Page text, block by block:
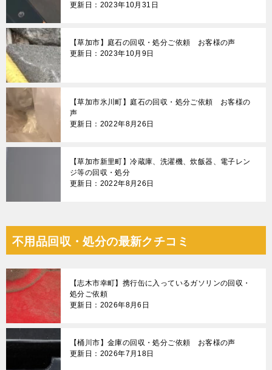
更新日：2023年10月31日
【草加市】庭石の回収・処分ご依頼 お客様の声
更新日：2023年10月9日
【草加市氷川町】庭石の回収・処分ご依頼 お客様の
声
更新日：2022年8月26日
【草加市新里町】冷蔵庫、洗濯機、炊飯器、電子レン
ジ等の回収・処分
更新日：2022年8月26日
不用品回収・処分の最新クチコミ
【志木市幸町】携行缶に入っているガソリンの回収・
処分ご依頼
更新日：2026年8月6日
【桶川市】金庫の回収・処分ご依頼 お客様の声
更新日：2026年7月18日